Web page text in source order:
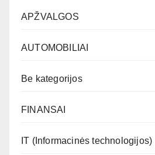
APŽVALGOS
AUTOMOBILIAI
Be kategorijos
FINANSAI
IT (Informacinės technologijos)